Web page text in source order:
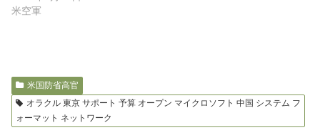
米空軍
米国防省高官
オラクル 東京 サポート 予算 オープン マイクロソフト 中国 システム フ
ォーマット ネットワーク